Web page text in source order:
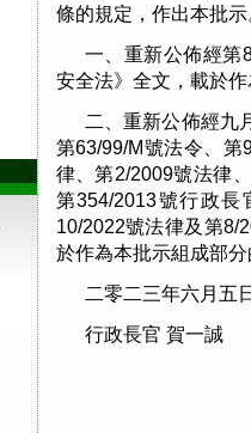
條的規定，作出本批示
一、重新公佈經第
安全法》全文，載於
二、重新公佈經九
第63/99/M號法令、
律、第2/2009號法律
第354/2013號行政
10/2022號法律及第8/
於作為本批示組成部
二零二三年六月五
行政長官 賀一誠